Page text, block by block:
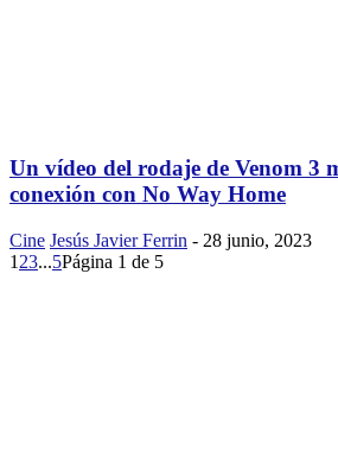
Un vídeo del rodaje de Venom 3
conexión con No Way Home
Cine Jesús Javier Ferrin - 28 junio, 2023
1 23...5Página 1 de 5